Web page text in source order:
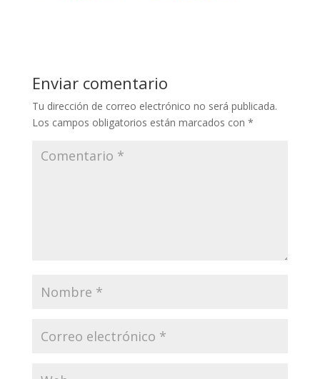
Li
n
k
o
o
k
m p
p
ti
r
Enviar comentario
Tu dirección de correo electrónico no será publicada.
Los campos obligatorios están marcados con *